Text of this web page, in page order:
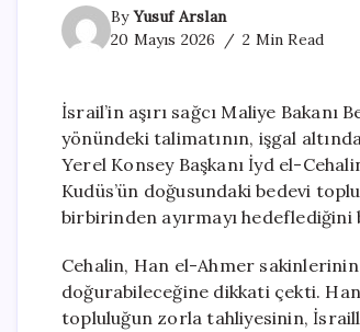
ByYusuf Arslan
20 Mayıs 2026
2 Min Read
İsrail’in aşırı sağcı Maliye
yönündeki talimatının, işgal
Yerel Konsey Başkanı İyd el-
Kudüs’ün doğusundaki bedevi
birbirinden ayırmayı
Cehalin, Han el-Ahmer
doğurabileceğine dikkati çekti.
topluluğun zorla tahliyesinin,